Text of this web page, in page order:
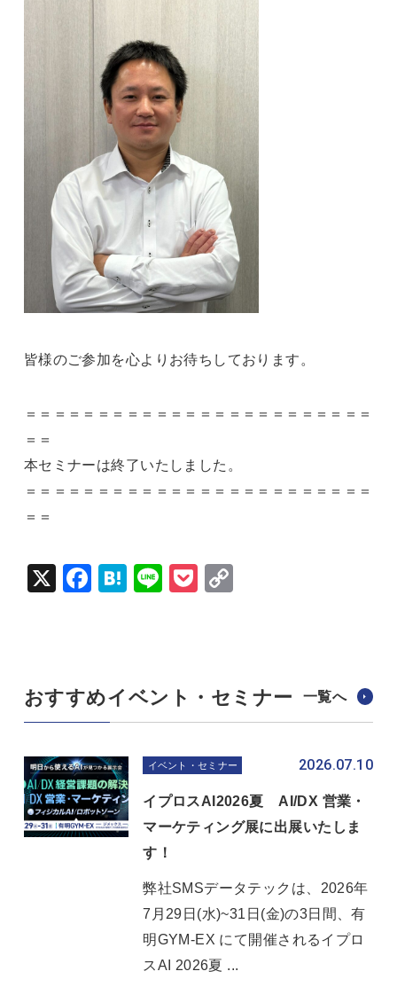
皆様のご参加を心よりお待ちしております。
＝＝＝＝＝＝＝＝＝＝＝＝＝＝＝＝＝＝＝＝＝＝＝＝
＝＝
本セミナーは終了いたしました。
＝＝＝＝＝＝＝＝＝＝＝＝＝＝＝＝＝＝＝＝＝＝＝＝
＝＝
X
Fac
Hat
Lin
Poc Cop
おすすめイベント・セミナー 一覧へ
イベント・セミナー 2026.07.10
イプロスAI2026夏 AI/DX 営業・
マーケティング展に出展いたしま
す！
弊社SMSデータテックは、2026年
7月29日(水)~31日(金)の3日間、有
明GYM-EX にて開催されるイプロ
スAI 2026夏 ...